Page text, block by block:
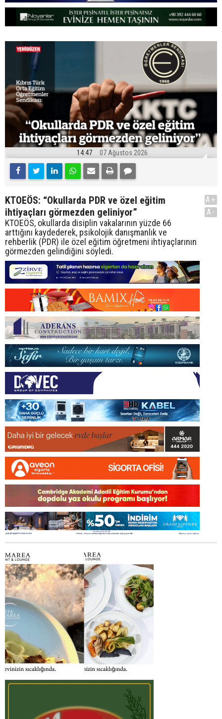
14:47 07 Ağustos 2026
KTOEÖS: “Okullarda PDR ve özel eğitim
ihtiyaçları görmezden geliniyor”
KTOEÖS, okullarda disiplin vakalarının yüzde 66
arttığını kaydederek, psikolojik danışmanlık ve
rehberlik (PDR) ile özel eğitim öğretmeni ihtiyaçlarının
görmezden gelindiğini söyledi.
A+
A-